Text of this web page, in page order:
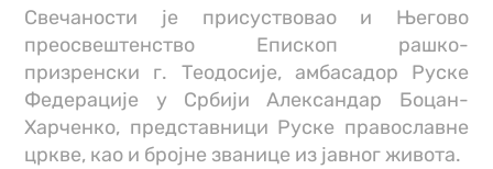
Свечаности је присуствовао и Његово
преосвештенство Епископ рашко-
призренски г. Теодосије, амбасадор Руске
Федерације у Србији Александар Боцан-
Харченко, представници Руске православне
цркве, као и бројне званице из јавног живота.